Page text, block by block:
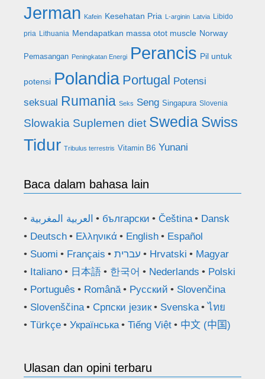
Jerman
Kafein Kesehatan Pria L-arginin Latvia Libido
pria Lithuania Mendapatkan massa otot muscle Norway
Pemasangan Peningkatan Energi Perancis Pil untuk
potensi Polandia Portugal Potensi
seksual Rumania Seks Seng Singapura Slovenia
Slowakia Suplemen diet Swedia Swiss
Tidur Tribulus terrestris Vitamin B6 Yunani
Baca dalam bahasa lain
العربية المغربية български Čeština
Dansk
Deutsch
Ελληνικά English
Español
Suomi
Français עברית Hrvatski
Magyar
Italiano
日本語 한국어 Nederlands
Polski
Português
Română Русский
Slovenčina
Slovenščina
Српски језик Svenska
ไทย
Türkçe
Українська Tiếng Việt 中文 (中国)
Ulasan dan opini terbaru